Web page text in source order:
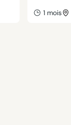
1 mois